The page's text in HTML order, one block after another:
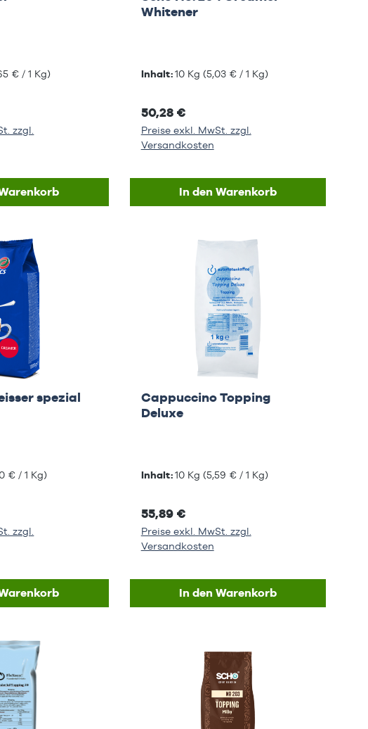
€ / 1 Kg)
zzgl.
Whitener
Inhalt:10 Kg (5,03 € / 1 Kg)
50,28 €
Preise exkl. MwSt. zzgl.
Versandkosten
In den Warenkorb
spezial
€ / 1 Kg)
zzgl.
Cappuccino Topping
Deluxe
Inhalt:10 Kg (5,59 € / 1 Kg)
55,89 €
Preise exkl. MwSt. zzgl.
Versandkosten
In den Warenkorb